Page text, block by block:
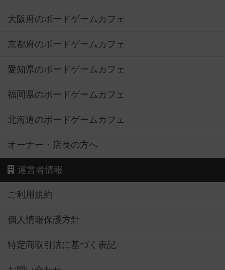
大阪府のボードゲームカフェ
京都府のボードゲームカフェ
愛知県のボードゲームカフェ
福岡県のボードゲームカフェ
北海道のボードゲームカフェ
オーナー・店長の方へ
運営者情報
ご利用規約
個人情報保護方針
特定商取引法に基づく表記